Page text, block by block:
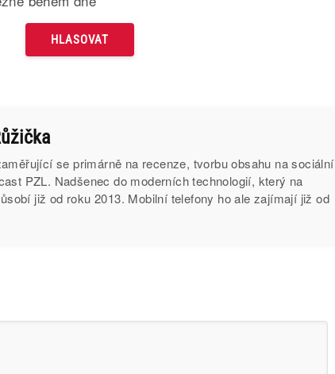
se primárně na recenze, tvorbu obsahu na sociální
PZL. Nadšenec do moderních technologií, který na
již od roku 2013. Mobilní telefony ho ale zajímají již od